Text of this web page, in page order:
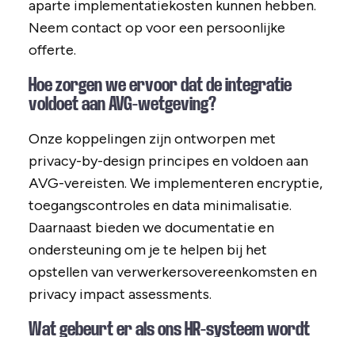
aparte implementatiekosten kunnen hebben.
Neem contact op voor een persoonlijke
offerte.
Hoe zorgen we ervoor dat de integratie
voldoet aan AVG-wetgeving?
Onze koppelingen zijn ontworpen met
privacy-by-design principes en voldoen aan
AVG-vereisten. We implementeren encryptie,
toegangscontroles en data minimalisatie.
Daarnaast bieden we documentatie en
ondersteuning om je te helpen bij het
opstellen van verwerkersovereenkomsten en
privacy impact assessments.
Wat gebeurt er als ons HR-systeem wordt